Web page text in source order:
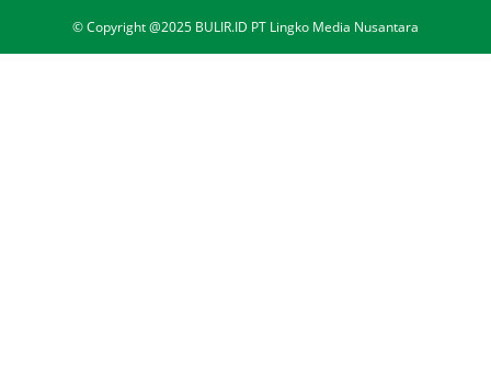
© Copyright @2025 BULIR.ID PT Lingko Media Nusantara